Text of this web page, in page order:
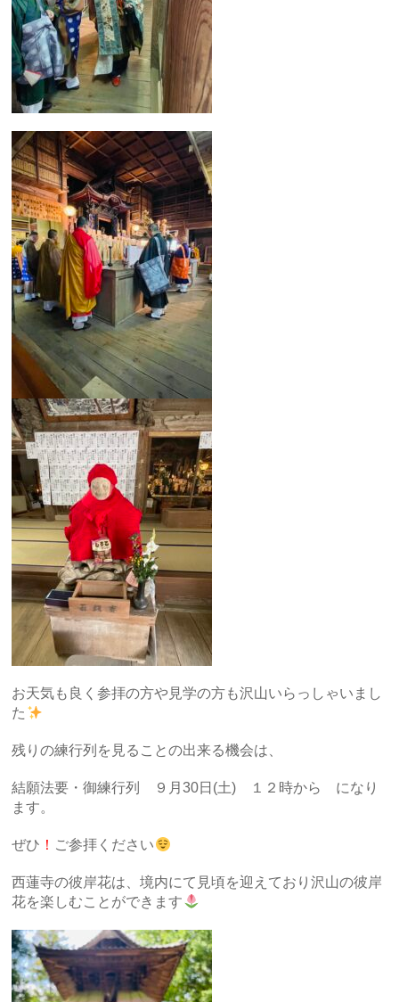
お天気も良く参拝の方や見学の方も沢山いらっしゃいまし
た
残りの練行列を見ることの出来る機会は、
結願法要・御練行列 ９月30日(土) １２時から になり
ます。
ぜひ ！ ご参拝ください
西蓮寺の彼岸花は、境内にて見頃を迎えており沢山の彼岸
花を楽しむことができます